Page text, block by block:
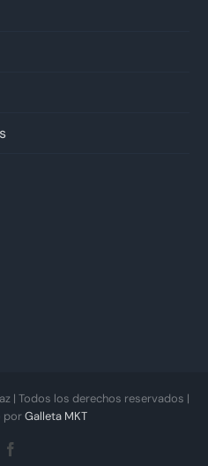
| Todos los derechos reservados |
porGalleta MKT